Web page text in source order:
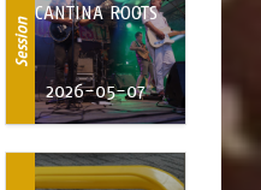
Session
CANTINA ROOTS
2026-05-07